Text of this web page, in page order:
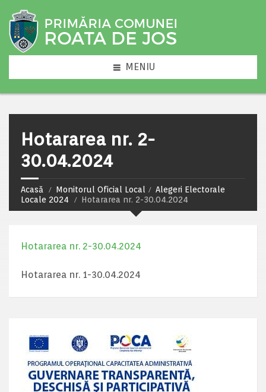
MENIU
Hotararea nr. 2-
30.04.2024
Acasă Monitorul Oficial Local
Alegeri Electorale
Locale 2024
Hotararea nr. 2-30.04.2024
Hotararea nr. 2-30.04.2024
Hotararea nr. 1-30.04.2024